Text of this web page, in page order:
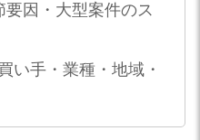
因・大型案件のス
い手・業種・地域・